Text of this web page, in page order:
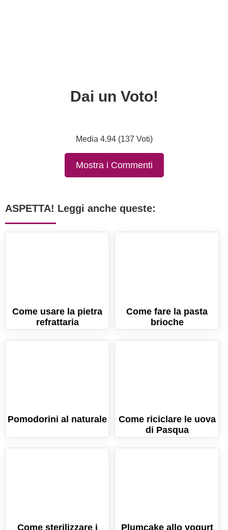
Dai un Voto!
Media 4.94 (137 Voti)
Mostra i Commenti
ASPETTA! Leggi anche queste:
Come usare la pietra
refrattaria
Come fare la pasta
brioche
Pomodorini al naturale
Come riciclare le uova
di Pasqua
Come sterilizzare i Plumcake allo yogurt